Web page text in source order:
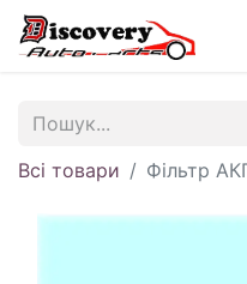
Всі товари Фільтр